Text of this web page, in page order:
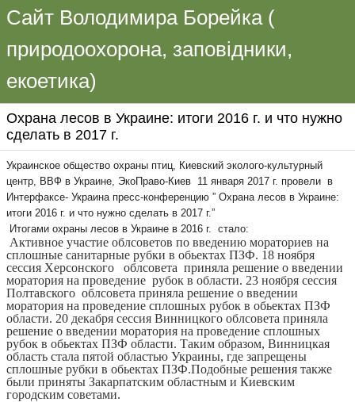
Сайт Володимира Борейка (
природоохорона, заповідники,
екоетика)
Охрана лесов в Украине: итоги 2016 г. и что нужно
сделать в 2017 г.
Украинское общество охраны птиц, Киевский эколого-культурный
центр, ВВФ в Украине, ЭкоПраво-Киев 11 января 2017 г. провели в
Интерфаксе- Украина пресс-конференцию ” Охрана лесов в Украине:
итоги 2016 г. и что нужно сделать в 2017 г.”
Итогами охраны лесов в Украине в 2016 г. стало:
Активное участие облсоветов по введению мораториев на
сплошные санитарные рубки в обьектах ПЗФ. 18 ноября
сессия Херсонского облсовета приняла решение о введении
моратория на проведение рубок в области. 23 ноября сессия
Полтавского облсовета приняла решение о введении
моратория на проведение сплошных рубок в обьектах ПЗФ
области. 20 декабря сессия Винницкого облсовета приняла
решение о введении моратория на проведение сплошных
рубок в обьектах ПЗФ области. Таким образом, Винницкая
область стала пятой областью Украины, где запрещены
сплошные рубки в обьектах ПЗФ.Подобные решения также
были приняты Закарпатским областным и Киевским
городским советами.